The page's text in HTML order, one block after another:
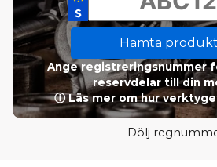
Hämta
Ange registreringsnummer
reservdelar till din
ⓘ Läs mer om hur
Dölj